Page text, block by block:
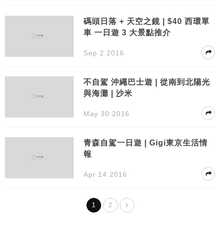
碼頭日落 + 天空之鏡 | $40 西環單
車 一日遊 3 大景點推介
Sep 2 2016
不自駕 沖繩巴士遊 | 從南到北陽光
與海灘 | 沙米
May 30 2016
青森自駕一日遊 | Gigi東京生活情
報
Apr 14 2016
1 2